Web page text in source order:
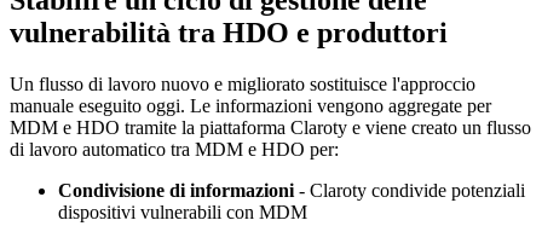
vulnerabilità tra HDO e produttori
Un flusso di lavoro nuovo e migliorato sostituisce l'approccio
manuale eseguito oggi. Le informazioni vengono aggregate per
MDM e HDO tramite la piattaforma Claroty e viene creato un flusso
di lavoro automatico tra MDM e HDO per:
Condivisione di informazioni - Claroty condivide potenziali
dispositivi vulnerabili con MDM